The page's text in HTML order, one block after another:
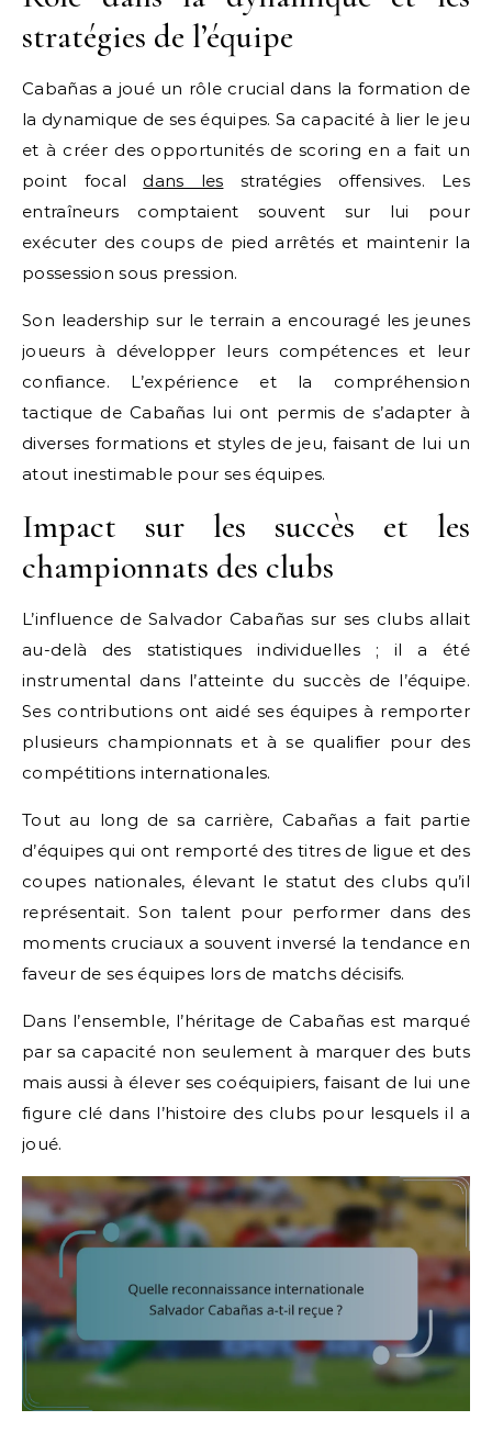
stratégies de l’équipe
Cabañas a joué un rôle crucial dans la formation de
la dynamique de ses équipes. Sa capacité à lier le jeu
et à créer des opportunités de scoring en a fait un
point focal dans les stratégies offensives. Les
entraîneurs comptaient souvent sur lui pour
exécuter des coups de pied arrêtés et maintenir la
possession sous pression.
Son leadership sur le terrain a encouragé les jeunes
joueurs à développer leurs compétences et leur
confiance. L’expérience et la compréhension
tactique de Cabañas lui ont permis de s’adapter à
diverses formations et styles de jeu, faisant de lui un
atout inestimable pour ses équipes.
Impact sur les succès et les
championnats des clubs
L’influence de Salvador Cabañas sur ses clubs allait
au-delà des statistiques individuelles ; il a été
instrumental dans l’atteinte du succès de l’équipe.
Ses contributions ont aidé ses équipes à remporter
plusieurs championnats et à se qualifier pour des
compétitions internationales.
Tout au long de sa carrière, Cabañas a fait partie
d’équipes qui ont remporté des titres de ligue et des
coupes nationales, élevant le statut des clubs qu’il
représentait. Son talent pour performer dans des
moments cruciaux a souvent inversé la tendance en
faveur de ses équipes lors de matchs décisifs.
Dans l’ensemble, l’héritage de Cabañas est marqué
par sa capacité non seulement à marquer des buts
mais aussi à élever ses coéquipiers, faisant de lui une
figure clé dans l’histoire des clubs pour lesquels il a
joué.